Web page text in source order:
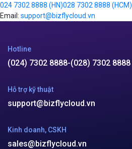
024 7302 8888 (HN)028 7302 8888 (HCM)
Email: support@bizflycloud.vn
Hotline
(024) 7302 8888-(028) 7302 8888
Hỗ trợ kỹ thuật
support@bizflycloud.vn
Kinh doanh, CSKH
sales@bizflycloud.vn